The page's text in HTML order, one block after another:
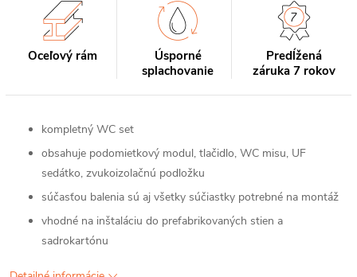
Oceľový rám
Úsporné
splachovanie
Predĺžená
záruka 7 rokov
kompletný WC set
obsahuje podomietkový modul, tlačidlo, WC misu, UF
sedátko, zvukoizolačnú podložku
súčasťou balenia sú aj všetky súčiastky potrebné na montáž
vhodné na inštaláciu do prefabrikovaných stien a
sadrokartónu